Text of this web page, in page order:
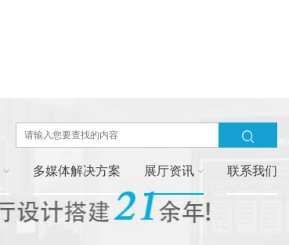
多媒体解决方案 展厅资讯 联系我们